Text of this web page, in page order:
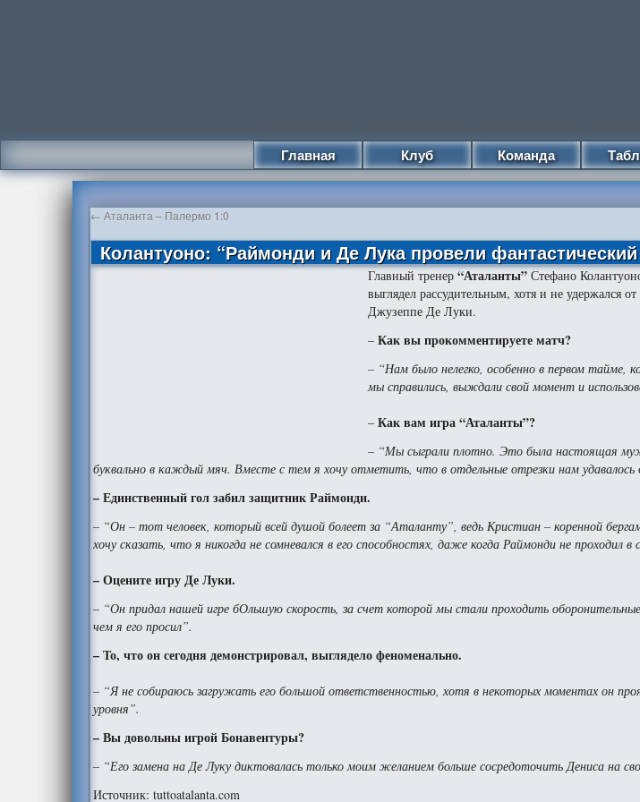
Главная Клуб Команда
← Аталанта – Палермо 1:0
Колантуоно: “Раймонди и Де Лука провели
Главный тренер“Аталанты” Стефано
выглядел рассудительным, хотя и не удержался
Джузеппе Де Луки.
–Как вы прокомментируете матч?
– “Нам было нелегко, особенно в первом тайме,
мы справились, выждали свой момент и
– Как вам игра “Аталанты”?
– “Мы сыграли плотно. Это была настоящая
буквально в каждый мяч. Вместе с тем я хочу отметить, что в отдельные отрезки нам удавалось
– Единственный гол забил защитник Раймонди.
– “Он – тот человек, который всей душой болеет за “Аталанту”, ведь Кристиан – коренной
хочу сказать, что я никогда не сомневался в его способностях, даже когда Раймонди не проходил в
– Оцените игру Де Луки.
– “Он придал нашей игре бОльшую скорость, за счет которой мы стали проходить
чем я его просил”.
– То, что он сегодня демонстрировал, выглядело феноменально.
– “Я не собираюсь загружать его большой ответственностью, хотя в некоторых моментах он
уровня”.
– Вы довольны игрой Бонавентуры?
– “Его замена на Де Луку диктовалась только моим желанием больше сосредоточить Дениса на
Источник: tuttoatalanta.com